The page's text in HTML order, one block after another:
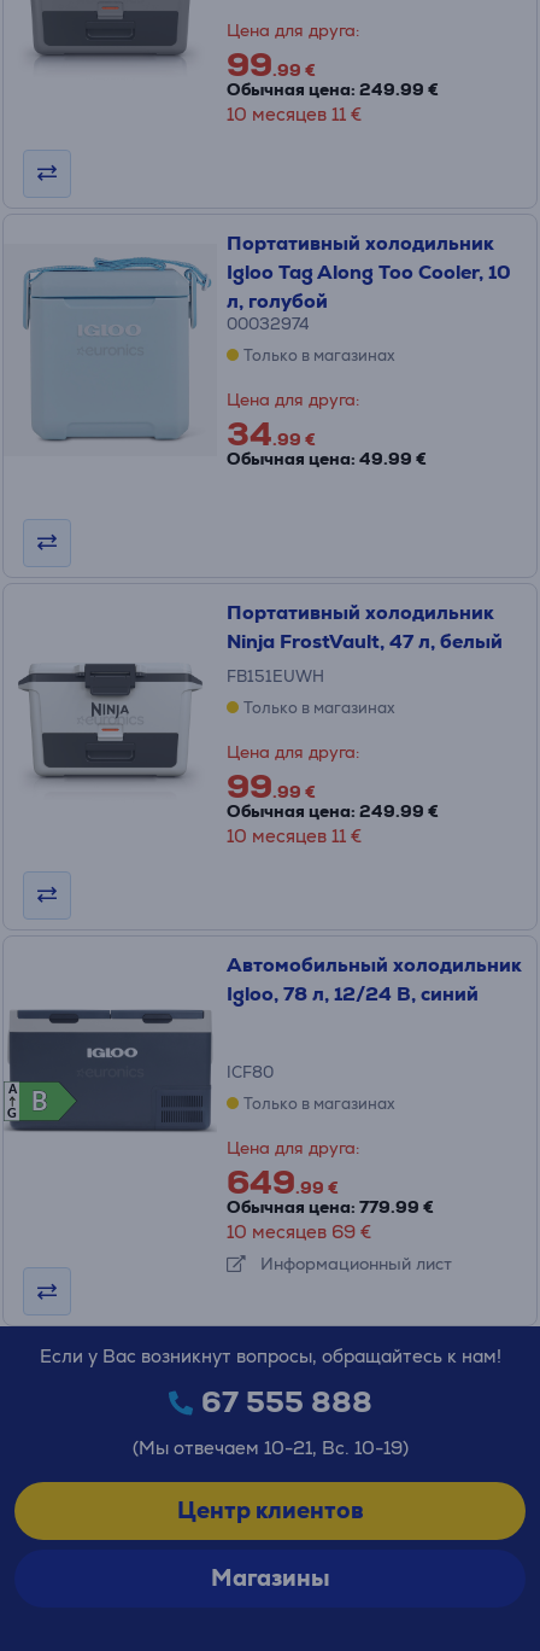
Цена для друга:
99.99 €
Обычная цена: 249.99 €
10 месяцев 11 €
Портативный холодильник
Igloo Tag Along Too Cooler, 10
л, голубой
00032974
Только в магазинах
Цена для друга:
34.99 €
Обычная цена: 49.99 €
Портативный холодильник
Ninja FrostVault, 47 л, белый
FB151EUWH
Только в магазинах
Цена для друга:
99.99 €
Обычная цена: 249.99 €
10 месяцев 11 €
B
B
A
G
Автомобильный холодильник
Igloo, 78 л, 12/24 В, синий
ICF80
Только в магазинах
Цена для друга:
649.99 €
Обычная цена: 779.99 €
10 месяцев 69 €
Информационный лист
Если у Вас возникнут вопросы, обращайтесь к нам!
67 555 888
(Мы отвечаем 10-21, Вс. 10-19)
Центр клиентов
Магазины